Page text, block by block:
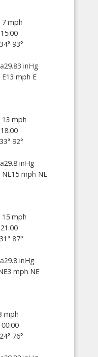
7 mph
34° 93°
29.83 inHg
13 mph E
13 mph
33° 92°
29.8 inHg
15 mph NE
15 mph
31° 87°
29.8 inHg
3 mph NE
mph
24° 76°